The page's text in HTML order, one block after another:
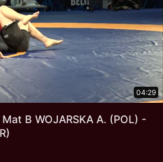
04:29
Mat B WOJARSKA A. (POL) -